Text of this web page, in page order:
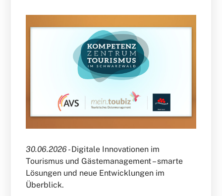
30.06.2026 -Digitale Innovationen im
Tourismus und Gästemanagement – smarte
Lösungen und neue Entwicklungen im
Überblick.